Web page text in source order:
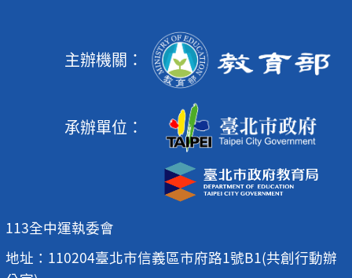
主辦機關：
承辦單位：
113全中運執委會
地址：110204臺北市信義區市府路1號B1(共創行動辦